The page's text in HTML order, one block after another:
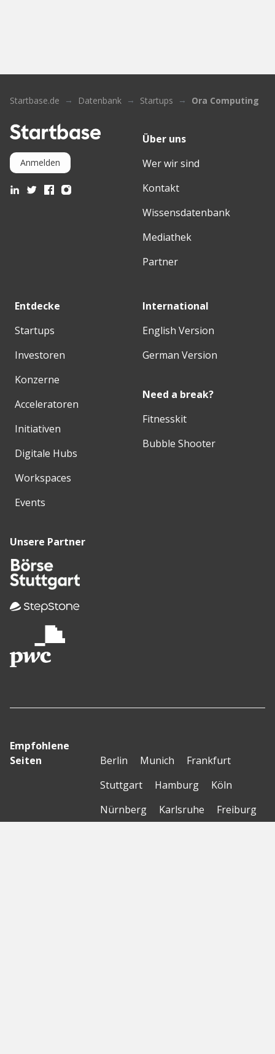
Startbase.de Datenbank Startups Ora Computing
Anmelden
Über uns
Wer wir sind
Kontakt
Wissensdatenbank
Mediathek
Partner
Entdecke
Startups
Investoren
Konzerne
Acceleratoren
Initiativen
Digitale Hubs
Workspaces
Events
International
English Version
German Version
Need a break?
Fitnesskit
Bubble Shooter
Unsere Partner
Empfohlene
Seiten
Berlin Munich
Frankfurt
Stuttgart
Hamburg
Köln
Nürnberg
Karlsruhe Freiburg